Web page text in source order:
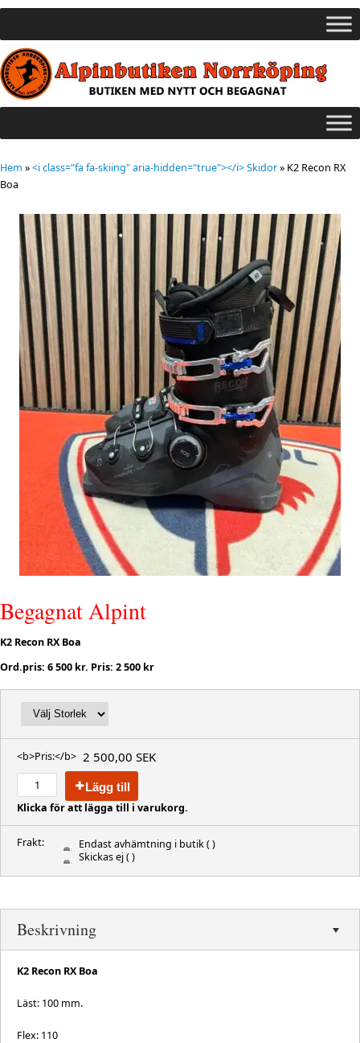
Hem »<i class="fa fa-skiing" aria-hidden="true"></i> Skidor» K2 Recon RX
Boa
Begagnat Alpint
K2 Recon RX Boa
Ord.pris: 6 500 kr. Pris: 2 500 kr
<b>Pris:</b> 2 500,00 SEK
Lägg till
Klicka för att lägga till i varukorg.
Frakt: Endast avhämtning i butik( )
Skickas ej( )
Beskrivning
K2 Recon RX Boa
Läst: 100 mm.
Flex: 110